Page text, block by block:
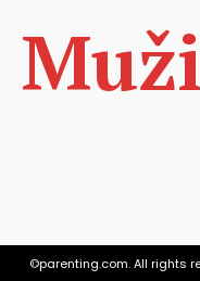
Muži
©parenting.com. All rights